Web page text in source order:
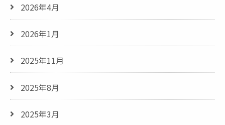
2026年4月
2026年1月
2025年11月
2025年8月
2025年3月